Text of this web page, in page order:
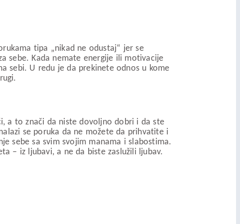
tipa „nikad ne odustaj“ jer se
sebe. Kada nemate energije ili motivacije
sebi. U redu je da prekinete odnos u kome
a to znači da niste dovoljno dobri i da ste
se poruka da ne možete da prihvatite i
sebe sa svim svojim manama i slabostima.
– iz ljubavi, a ne da biste zaslužili ljubav.